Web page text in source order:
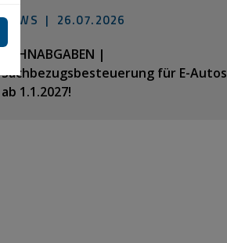
NEWS | 26.07.2026
LOHNABGABEN |
Sachbezugsbesteuerung für E-Autos
ab 1.1.2027!